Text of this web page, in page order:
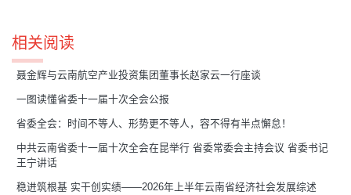
相关阅读
聂金辉与云南航空产业投资集团董事长赵家云一行座谈
一图读懂省委十一届十次全会公报
省委全会：时间不等人、形势更不等人，容不得有半点懈怠！
中共云南省委十一届十次全会在昆举行 省委常委会主持会议 省委书记
王宁讲话
稳进筑根基 实干创实绩——2026年上半年云南省经济社会发展综述